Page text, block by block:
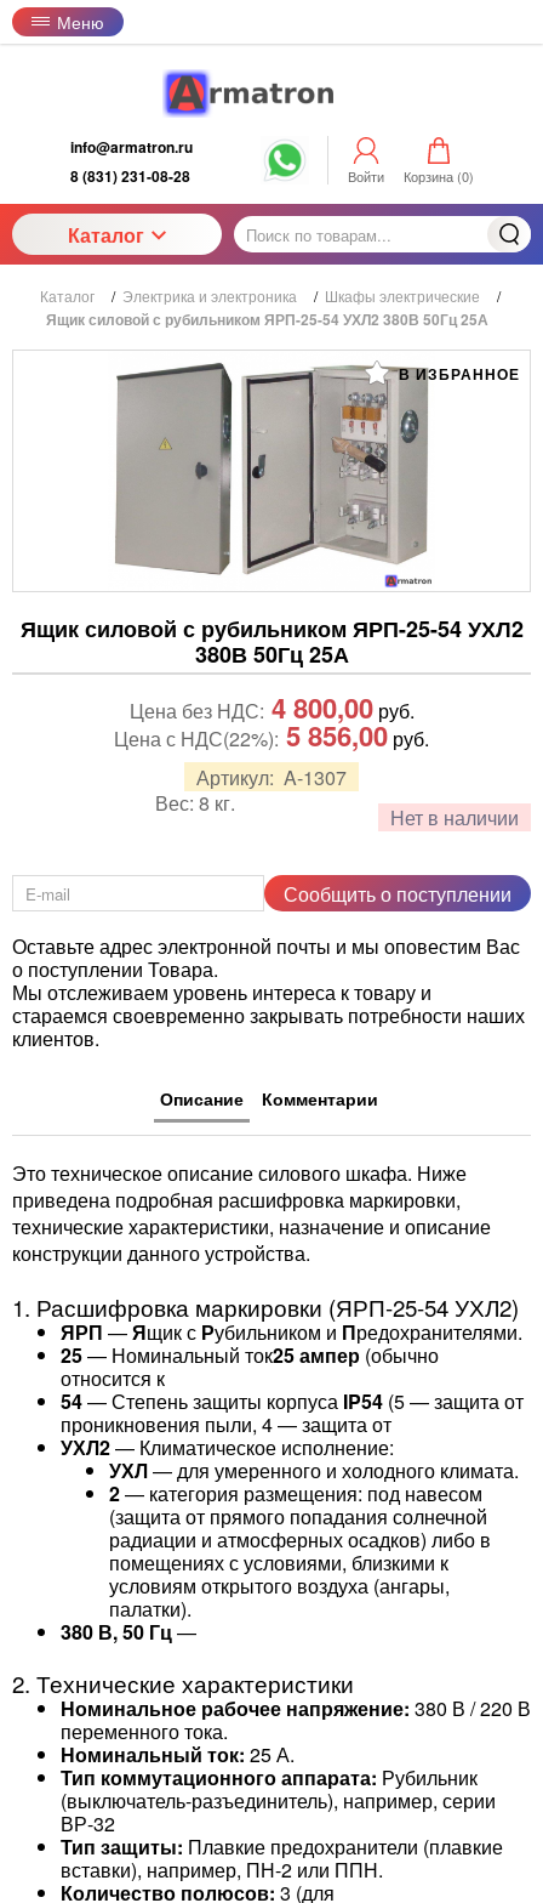
Меню
info@armatron.ru
8 (831) 231-08-28
Войти Корзина (0)
Каталог
Каталог / Электрика и электроника / Шкафы электрические /
Ящик силовой с рубильником ЯРП-25-54 УХЛ2 380В 50Гц 25А
В ИЗБРАННОЕ
Ящик силовой с рубильником ЯРП-25-54 УХЛ2
380В 50Гц 25А
Артикул: A-1307
Нет в наличии
Вес: 8 кг.
Цена без НДС: 4 800,00руб.
Цена с НДС(22%): 5 856,00 руб.
Сообщить о поступлении
Оставьте адрес электронной почты и мы оповестим Вас
о поступлении Товара.
Мы отслеживаем уровень интереса к товару и
стараемся своевременно закрывать потребности наших
клиентов.
Описание Комментарии
Это техническое описание силового шкафа. Ниже
приведена подробная расшифровка маркировки,
технические характеристики, назначение и описание
конструкции данного устройства.
1. Расшифровка маркировки (ЯРП-25-54 УХЛ2)
ЯРП —Ящик с Рубильником и Предохранителями.
25— Номинальный ток25 ампер (обычно
относится к
54— Степень защиты корпуса IP54 (5 — защита от
проникновения пыли, 4 — защита от
УХЛ2— Климатическое исполнение:
УХЛ— для умеренного и холодного климата.
2— категория размещения: под навесом
(защита от прямого попадания солнечной
радиации и атмосферных осадков) либо в
помещениях с условиями, близкими к
условиям открытого воздуха (ангары,
палатки).
380 В, 50 Гц—
2. Технические характеристики
Номинальное рабочее напряжение: 380 В / 220 В
переменного тока.
Номинальный ток: 25 А.
Тип коммутационного аппарата: Рубильник
(выключатель-разъединитель), например, серии
ВР-32
Тип защиты: Плавкие предохранители (плавкие
вставки), например, ПН-2 или ППН.
Количество полюсов: 3 (для